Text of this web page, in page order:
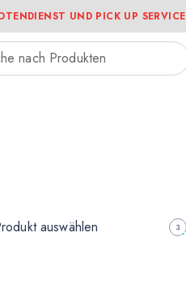
UND PICK UP SERVICE
auswählen